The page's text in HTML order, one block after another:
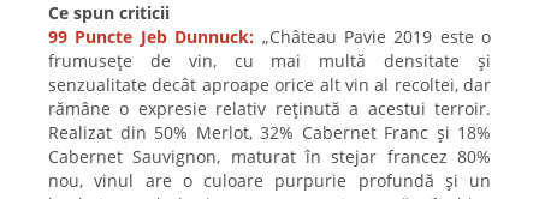
Ce spun criticii
99 Puncte Jeb Dunnuck: „Château Pavie 2019 este o
frumusețe de vin, cu mai multă densitate și
senzualitate decât aproape orice alt vin al recoltei, dar
rămâne o expresie relativ reținută a acestui terroir.
Realizat din 50% Merlot, 32% Cabernet Franc și 18%
Cabernet Sauvignon, maturat în stejar francez 80%
nou, vinul are o culoare purpurie profundă și un